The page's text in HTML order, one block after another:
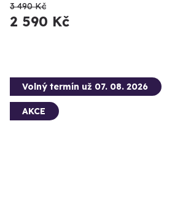
3 490 Kč
2 590 Kč
Volný termín už 07. 08. 2026
AKCE